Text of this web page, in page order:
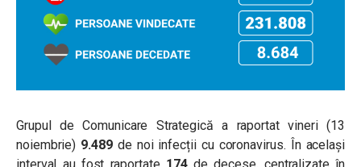
Grupul de Comunicare Strategică a raportat vineri (13
noiembrie) 9.489de noi infecții cu coronavirus. În același